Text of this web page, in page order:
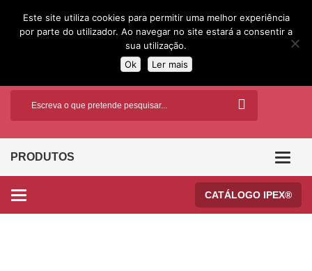
PRODUTOS
Categories CATÁLOGO IPEX®
Este site utiliza cookies para permitir uma melhor experiência
por parte do utilizador. Ao navegar no site estará a consentir a
sua utilização.
Ok
Ler mais